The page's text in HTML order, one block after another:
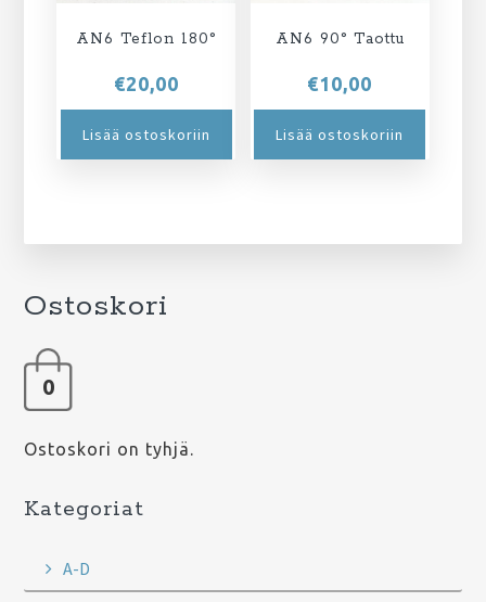
AN6 Teflon 180°
€20,00
Lisää ostoskoriin
AN6 90° Taottu
€10,00
Lisää ostoskoriin
Ostoskori
0
Ostoskori on tyhjä.
Kategoriat
A-D